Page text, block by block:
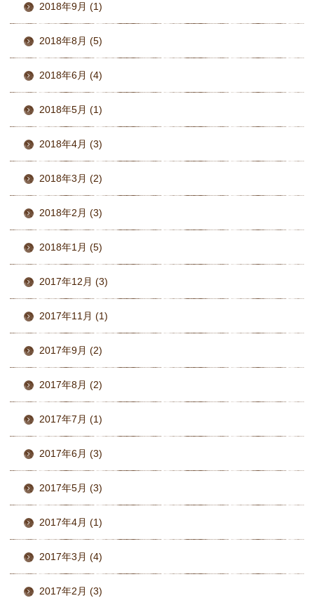
2018年9月 (1)
2018年8月 (5)
2018年6月 (4)
2018年5月 (1)
2018年4月 (3)
2018年3月 (2)
2018年2月 (3)
2018年1月 (5)
2017年12月 (3)
2017年11月 (1)
2017年9月 (2)
2017年8月 (2)
2017年7月 (1)
2017年6月 (3)
2017年5月 (3)
2017年4月 (1)
2017年3月 (4)
2017年2月 (3)